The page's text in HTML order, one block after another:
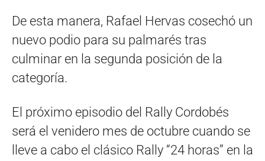
De esta manera, Rafael Hervas cosechó un
nuevo podio para su palmarés tras
culminar en la segunda posición de la
categoría.
El próximo episodio del Rally Cordobés
será el venidero mes de octubre cuando se
lleve a cabo el clásico Rally “24 horas” en la